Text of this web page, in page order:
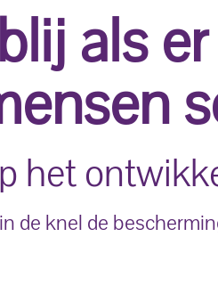
als
het
de knel de